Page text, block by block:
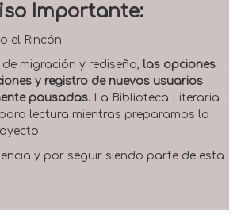
Importante:
el Rincón.
migración y rediseño, las opciones
y registro de nuevos usuarios
pausadas. La Biblioteca Literaria
lectura mientras preparamos la
y por seguir siendo parte de esta